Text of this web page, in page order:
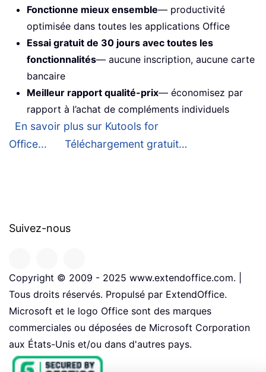
Fonctionne mieux ensemble— productivité
optimisée dans toutes les applications Office
Essai gratuit de 30 jours avec toutes les
fonctionnalités— aucune inscription, aucune carte
bancaire
Meilleur rapport qualité-prix— économisez par
rapport à l’achat de compléments individuels
En savoir plus sur Kutools for
Office...
Téléchargement gratuit…
Suivez-nous
Copyright © 2009 - 2025 www.extendoffice.com. |
Tous droits réservés. Propulsé par ExtendOffice.
Microsoft et le logo Office sont des marques
commerciales ou déposées de Microsoft Corporation
aux États-Unis et/ou dans d'autres pays.